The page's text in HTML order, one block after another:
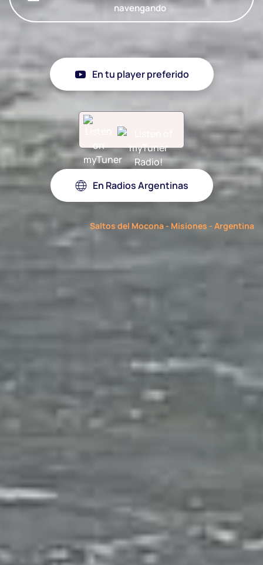
navengando
En tu player preferido
En Radios Argentinas
Saltos del Mocona - Misiones - Argentina